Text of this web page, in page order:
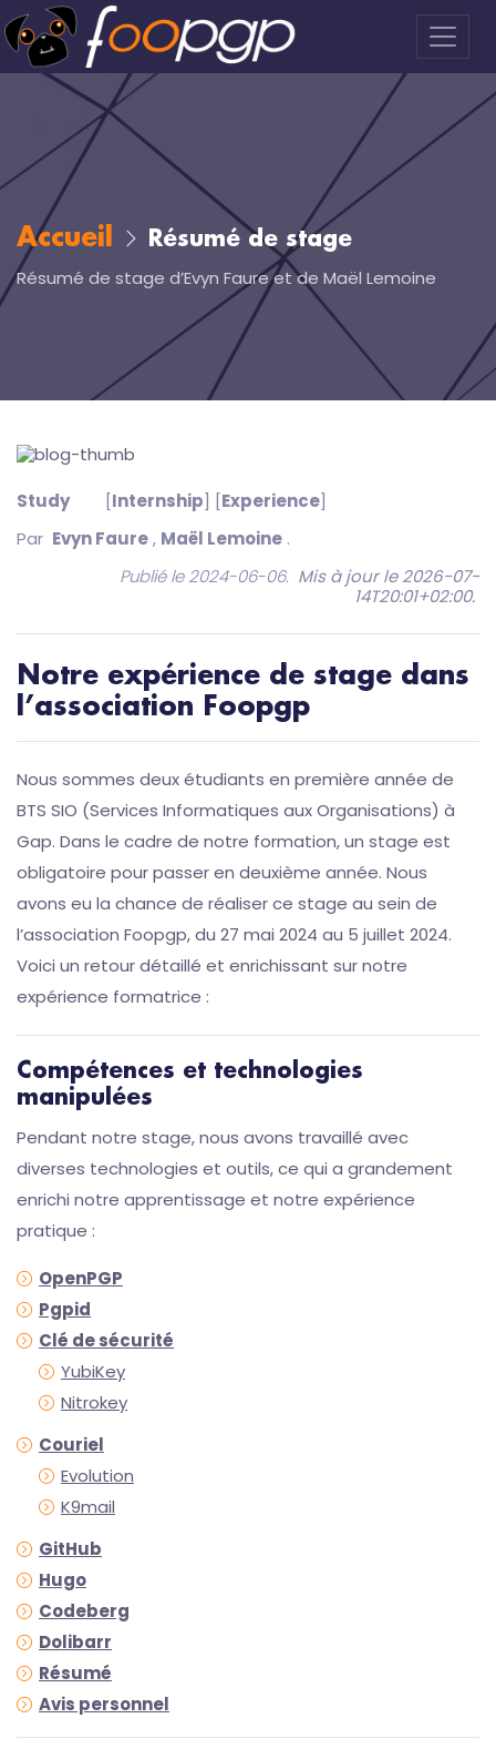
Accueil Résumé de stage
Résumé de stage d’Evyn Faure et de Maël Lemoine
Study [Internship] [Experience]
Par Evyn Faure, Maël Lemoine .
Publié le 2024-06-06. Mis à jour le 2026-07-
14T20:01+02:00.
Notre expérience de stage dans
l’association Foopgp
Nous sommes deux étudiants en première année de
BTS SIO (Services Informatiques aux Organisations) à
Gap. Dans le cadre de notre formation, un stage est
obligatoire pour passer en deuxième année. Nous
avons eu la chance de réaliser ce stage au sein de
l’association Foopgp, du 27 mai 2024 au 5 juillet 2024.
Voici un retour détaillé et enrichissant sur notre
expérience formatrice :
Compétences et technologies
manipulées
Pendant notre stage, nous avons travaillé avec
diverses technologies et outils, ce qui a grandement
enrichi notre apprentissage et notre expérience
pratique :
OpenPGP
Pgpid
Clé de sécurité
YubiKey
Nitrokey
Couriel
Evolution
K9mail
GitHub
Hugo
Codeberg
Dolibarr
Résumé
Avis personnel